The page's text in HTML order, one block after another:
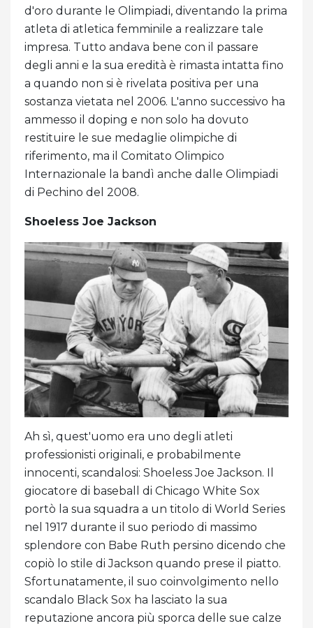
d'oro durante le Olimpiadi, diventando la prima
atleta di atletica femminile a realizzare tale
impresa. Tutto andava bene con il passare
degli anni e la sua eredità è rimasta intatta fino
a quando non si è rivelata positiva per una
sostanza vietata nel 2006. L'anno successivo ha
ammesso il doping e non solo ha dovuto
restituire le sue medaglie olimpiche di
riferimento, ma il Comitato Olimpico
Internazionale la bandì anche dalle Olimpiadi
di Pechino del 2008.
Shoeless Joe Jackson
Ah sì, quest'uomo era uno degli atleti
professionisti originali, e probabilmente
innocenti, scandalosi: Shoeless Joe Jackson. Il
giocatore di baseball di Chicago White Sox
portò la sua squadra a un titolo di World Series
nel 1917 durante il suo periodo di massimo
splendore con Babe Ruth persino dicendo che
copiò lo stile di Jackson quando prese il piatto.
Sfortunatamente, il suo coinvolgimento nello
scandalo Black Sox ha lasciato la sua
reputazione ancora più sporca delle sue calze